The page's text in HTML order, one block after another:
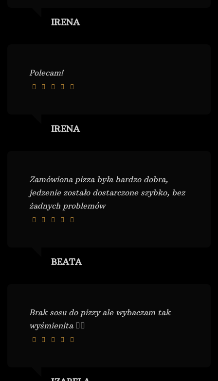
IRENA
Polecam!
IRENA
Zamówiona pizza była bardzo dobra,
jedzenie zostało dostarczone szybko, bez
żadnych problemów
BEATA
Brak sosu do pizzy ale wybaczam tak
wyśmienita 👌🏻